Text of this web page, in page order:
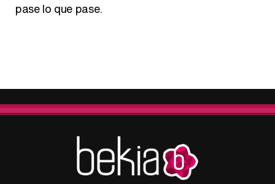
pase lo que pase.